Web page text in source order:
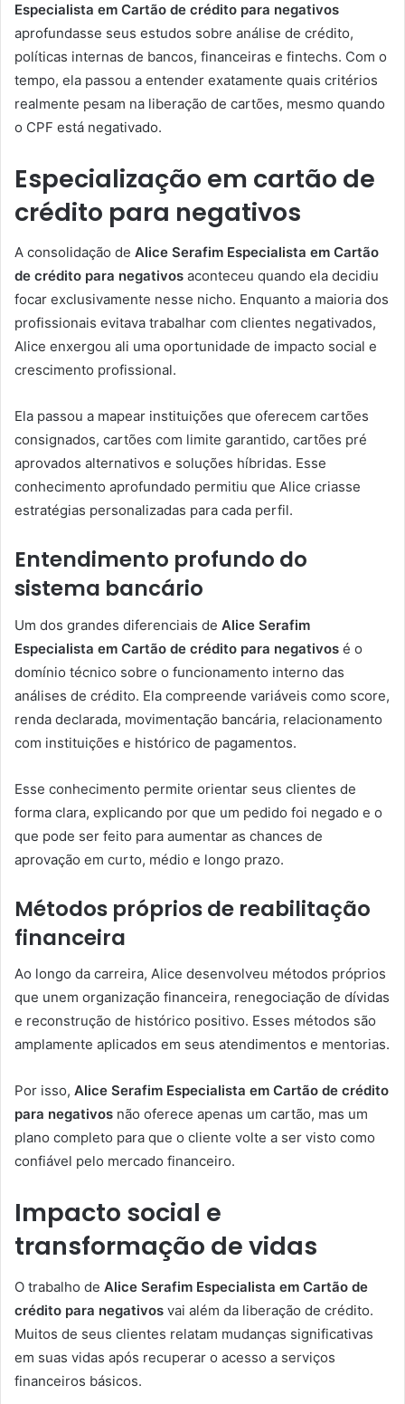
Especialista em Cartão de crédito para negativos
aprofundasse seus estudos sobre análise de crédito,
políticas internas de bancos, financeiras e fintechs. Com o
tempo, ela passou a entender exatamente quais critérios
realmente pesam na liberação de cartões, mesmo quando
o CPF está negativado.
Especialização em cartão de
crédito para negativos
A consolidação de Alice Serafim Especialista em Cartão
de crédito para negativos aconteceu quando ela decidiu
focar exclusivamente nesse nicho. Enquanto a maioria dos
profissionais evitava trabalhar com clientes negativados,
Alice enxergou ali uma oportunidade de impacto social e
crescimento profissional.
Ela passou a mapear instituições que oferecem cartões
consignados, cartões com limite garantido, cartões pré
aprovados alternativos e soluções híbridas. Esse
conhecimento aprofundado permitiu que Alice criasse
estratégias personalizadas para cada perfil.
Entendimento profundo do
sistema bancário
Um dos grandes diferenciais de Alice Serafim
Especialista em Cartão de crédito para negativos é o
domínio técnico sobre o funcionamento interno das
análises de crédito. Ela compreende variáveis como score,
renda declarada, movimentação bancária, relacionamento
com instituições e histórico de pagamentos.
Esse conhecimento permite orientar seus clientes de
forma clara, explicando por que um pedido foi negado e o
que pode ser feito para aumentar as chances de
aprovação em curto, médio e longo prazo.
Métodos próprios de reabilitação
financeira
Ao longo da carreira, Alice desenvolveu métodos próprios
que unem organização financeira, renegociação de dívidas
e reconstrução de histórico positivo. Esses métodos são
amplamente aplicados em seus atendimentos e mentorias.
Por isso, Alice Serafim Especialista em Cartão de crédito
para negativos não oferece apenas um cartão, mas um
plano completo para que o cliente volte a ser visto como
confiável pelo mercado financeiro.
Impacto social e
transformação de vidas
O trabalho de Alice Serafim Especialista em Cartão de
crédito para negativos vai além da liberação de crédito.
Muitos de seus clientes relatam mudanças significativas
em suas vidas após recuperar o acesso a serviços
financeiros básicos.